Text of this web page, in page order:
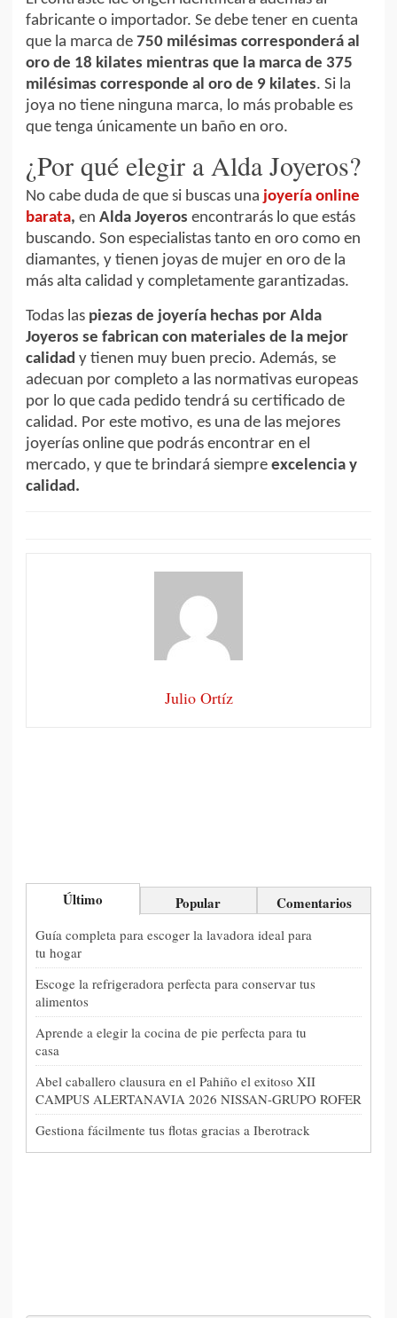
fabricante o importador. Se debe tener en cuenta
que la marca de 750 milésimas corresponderá al
oro de 18 kilates mientras que la marca de 375
milésimas corresponde al oro de 9 kilates. Si la
joya no tiene ninguna marca, lo más probable es
que tenga únicamente un baño en oro.
¿Por qué elegir a Alda Joyeros?
No cabe duda de que si buscas una joyería online
barata, en Alda Joyeros encontrarás lo que estás
buscando. Son especialistas tanto en oro como en
diamantes, y tienen joyas de mujer en oro de la
más alta calidad y completamente garantizadas.
Todas las piezas de joyería hechas por Alda
Joyeros se fabrican con materiales de la mejor
calidad y tienen muy buen precio. Además, se
adecuan por completo a las normativas europeas
por lo que cada pedido tendrá su certificado de
calidad. Por este motivo, es una de las mejores
joyerías online que podrás encontrar en el
mercado, y que te brindará siempre excelencia y
calidad.
Julio Ortíz
Último Popular Comentarios
Guía completa para escoger la lavadora ideal para
tu hogar
Escoge la refrigeradora perfecta para conservar tus
alimentos
Aprende a elegir la cocina de pie perfecta para tu
casa
Abel caballero clausura en el Pahiño el exitoso XII
CAMPUS ALERTANAVIA 2026 NISSAN-GRUPO ROFER
Gestiona fácilmente tus flotas gracias a Iberotrack